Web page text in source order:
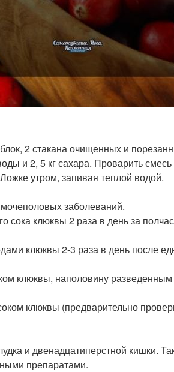
2 стакана очищенных и
и 2, 5 кг сахара. Проварить
утром, запивая теплой водой.
заболеваний.
сока клюквы 2 раза в день за
клюквы 2-3 раза в день после
клюквы, наполовину
клюквы (предварительно
и двенадцатиперстной кишки.
препаратами.